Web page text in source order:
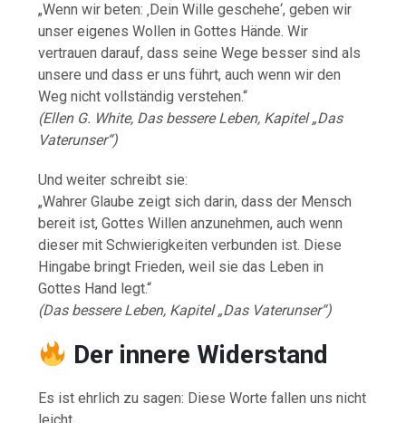
„Wenn wir beten: ‚Dein Wille geschehe‘, geben wir
unser eigenes Wollen in Gottes Hände. Wir
vertrauen darauf, dass seine Wege besser sind als
unsere und dass er uns führt, auch wenn wir den
Weg nicht vollständig verstehen.“
(Ellen G. White, Das bessere Leben, Kapitel „Das
Vaterunser“)
Und weiter schreibt sie:
„Wahrer Glaube zeigt sich darin, dass der Mensch
bereit ist, Gottes Willen anzunehmen, auch wenn
dieser mit Schwierigkeiten verbunden ist. Diese
Hingabe bringt Frieden, weil sie das Leben in
Gottes Hand legt.“
(Das bessere Leben, Kapitel „Das Vaterunser“)
Der innere Widerstand
Es ist ehrlich zu sagen: Diese Worte fallen uns nicht